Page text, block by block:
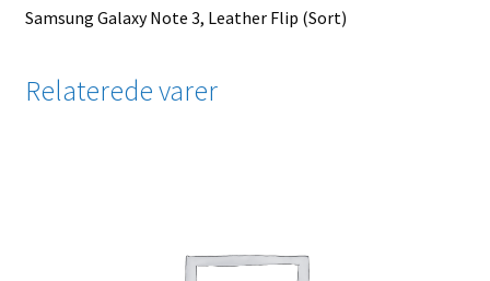
Samsung Galaxy Note 3, Leather Flip (Sort)
Relaterede varer